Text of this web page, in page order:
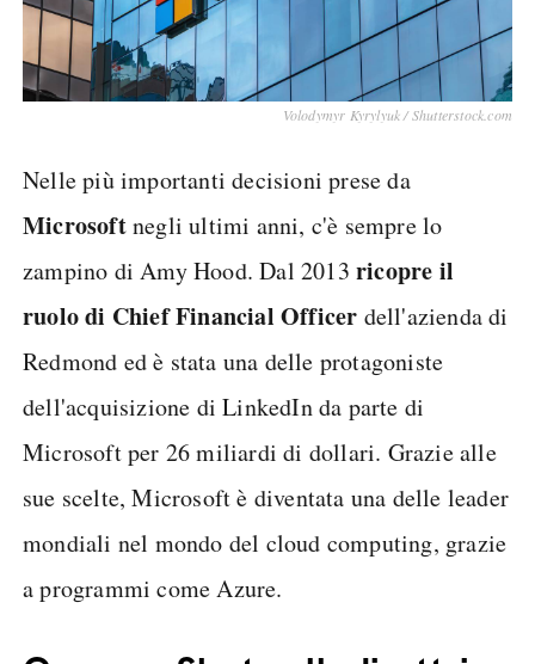
Volodymyr Kyrylyuk / Shutterstock.com
Nelle più importanti decisioni prese da
Microsoftnegli ultimi anni, c'è sempre lo
zampino di Amy Hood. Dal 2013 ricopre il
ruolo di Chief Financial Officer dell'azienda di
Redmond ed è stata una delle protagoniste
dell'acquisizione di LinkedIn da parte di
Microsoft per 26 miliardi di dollari. Grazie alle
sue scelte, Microsoft è diventata una delle leader
mondiali nel mondo del cloud computing, grazie
a programmi come Azure.